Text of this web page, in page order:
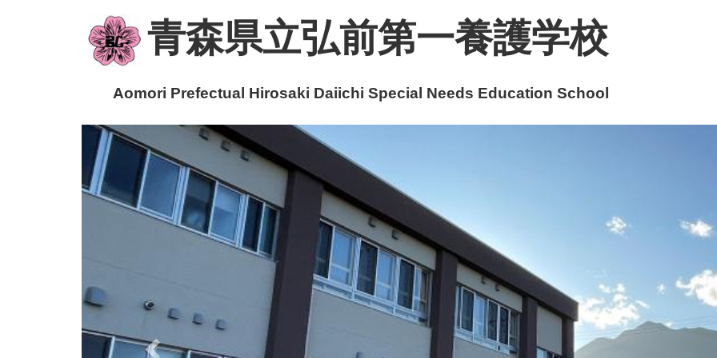
青森県立弘前第一養護学校
Aomori Prefectual Hirosaki Daiichi Special Needs Education School
r
i